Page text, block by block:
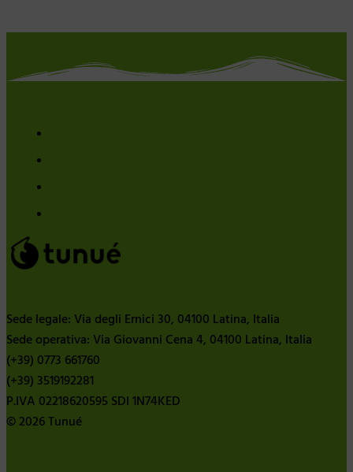
Sede legale: Via degli Ernici 30, 04100 Latina, Italia
Sede operativa: Via Giovanni Cena 4, 04100 Latina, Italia
(+39) 0773 661760
(+39) 3519192281
P.IVA 02218620595 SDI 1N74KED
© 2026 Tunué